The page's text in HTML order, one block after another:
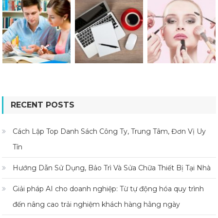
RECENT POSTS
Cách Lập Top Danh Sách Công Ty, Trung Tâm, Đơn Vị Uy
Tín
Hướng Dẫn Sử Dụng, Bảo Trì Và Sửa Chữa Thiết Bị Tại Nhà
Giải pháp AI cho doanh nghiệp: Từ tự động hóa quy trình
đến nâng cao trải nghiệm khách hàng hằng ngày